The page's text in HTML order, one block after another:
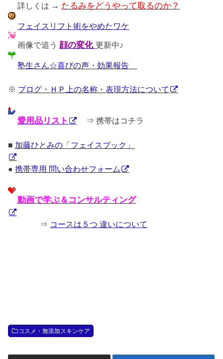
詳しくは → たるみをどうやって取るのか？
フェイスリフト術をやめたワケ
画像で追う 顔の変化更新中♪
塾生さん☆喜びの声・効果報告
※ ブログ・ＨＰ上の名称・表現方法について
愛用品リスト ⇒ 携帯はコチラ
■ 加藤ひとみの「フェイスブック」
●携帯専用 問い合わせフォーム
動画で学ぶ＆コンサルティング
⇒ コースは５つ 違いについて
コスメ・無添加スキンケア